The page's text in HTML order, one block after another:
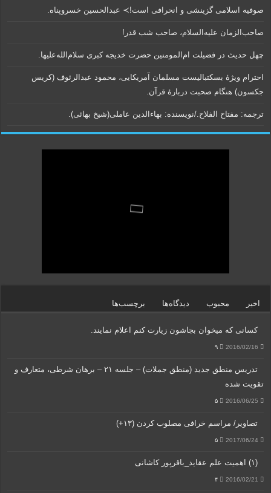
صوفیه اسلامی گزینشی و انحرافی است!≻ عبدالحسین خسروپناه.
صاحب‌الزمان علیه‌السلام، صاحب شب قدر!
چهل حدیث در فضیلت ام‌المومنین حضرت خدیجه کبری سلام‌الله‌علیها.
احترام ویژۀ بسکتبالیست مسلمان آمریکایی، محمود عبدالرئوف (کریس
جکسون) هنگام صحبت دربارۀ قرآن.
ترجمه: مفتاح الفلاح./نویسنده:‌ بهاء‌الدین عاملی‌(شیخ بهائی).
اخیر محبوب دیدگاه‌ها برچسب‌ها
کسانی که میخوان بجاشون زیارت کنم اعلام نمایند.
2016/02/16 ۹
تدریس منطق جدید (منطق جملات) – جلسه ۲۱ – برهان شرطی، متعارف و
تقویت شده
2016/06/25 ۵
تصاویر/ مراسم خرافی مصلوب کردن (۱۳+)
2017/06/24 ۵
(۱) اهمیت علم عقاید_باقرپور کاشانی
2016/02/21 ۴